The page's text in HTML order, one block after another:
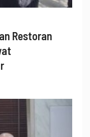
Restoran